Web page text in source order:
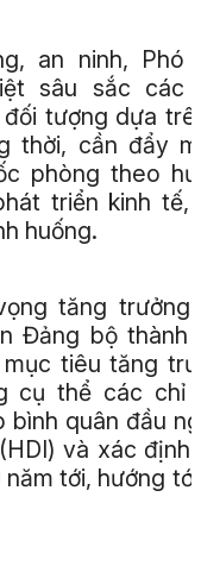
an ninh, Phó
sâu sắc các
tượng dựa
thời, cần đẩy
phòng theo
triển kinh tế,
huống.
tăng
Đảng bộ thành
tiêu tăng
cụ thể các chỉ
bình quân đầu
và xác định
tới, hướng